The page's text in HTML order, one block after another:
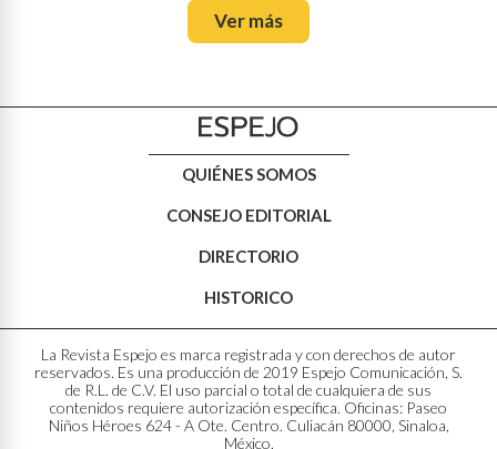
Ver más
QUIÉNES SOMOS
CONSEJO EDITORIAL
DIRECTORIO
HISTORICO
La Revista Espejo es marca registrada y con derechos de autor
reservados. Es una producción de 2019 Espejo Comunicación, S.
de R.L. de C.V. El uso parcial o total de cualquiera de sus
contenidos requiere autorización específica. Oficinas: Paseo
Niños Héroes 624 - A Ote. Centro. Culiacán 80000, Sinaloa,
México.